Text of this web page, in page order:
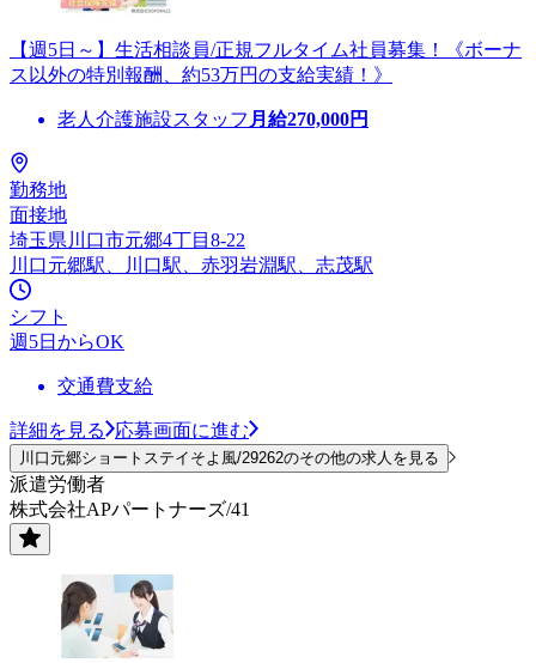
【週5日～】生活相談員/正規フルタイム社員募集！《ボーナ
ス以外の特別報酬、約53万円の支給実績！》
老人介護施設スタッフ 月給270,000円
勤務地
面接地
埼玉県川口市元郷4丁目8-22
川口元郷駅、川口駅、赤羽岩淵駅、志茂駅
シフト
週5日からOK
交通費支給
詳細を見る 応募画面に進む
川口元郷ショートステイそよ風/29262のその他の求人を見る
派遣労働者
株式会社APパートナーズ/41